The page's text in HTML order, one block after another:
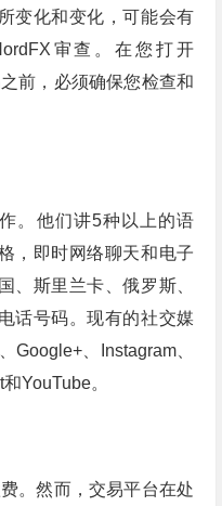
变化和变化，可能会有
审查。在您打开
前，必须确保您检查和
。他们讲5种以上的语
，即时网络聊天和电子
、斯里兰卡、俄罗斯、
话号码。现有的社交媒
Google+、Instagram、
YouTube。
。然而，交易平台在处